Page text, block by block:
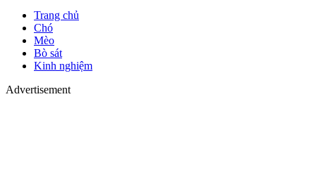
Trang chủ
Chó
Mèo
Bò sát
Kinh nghiệm
Advertisement